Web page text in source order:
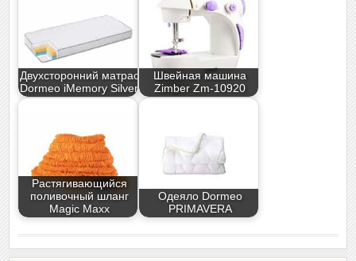
Двухсторонний матрас
Dormeo iMemory Silver
Швейная машина
Zimber Zm-10920
Растягивающийся
поливочный шланг
Magic Maxx
Одеяло Dormeo
PRIMAVERA